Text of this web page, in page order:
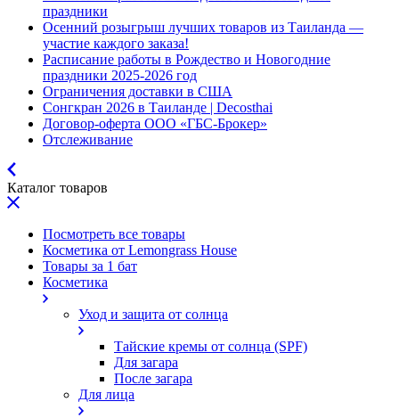
праздники
Осенний розыгрыш лучших товаров из Таиланда —
участие каждого заказа!
Расписание работы в Рождество и Новогодние
праздники 2025-2026 год
Ограничения доставки в США
Сонгкран 2026 в Таиланде | Decosthai
Договор-оферта ООО «ГБС-Брокер»
Отслеживание
Каталог товаров
Посмотреть все товары
Косметика от Lemongrass House
Товары за 1 бат
Косметика
Уход и защита от солнца
Тайские кремы от солнца (SPF)
Для загара
После загара
Для лица